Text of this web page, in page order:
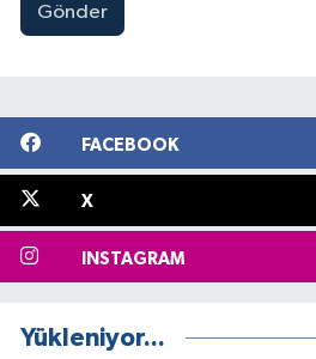
Gönder
FACEBOOK
X
INSTAGRAM
Yükleniyor...